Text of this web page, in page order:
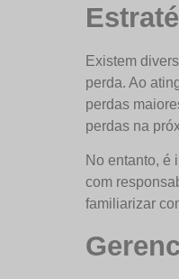
Existem
perda. Ao
perdas
perdas na
No entanto, é
com
familiarizar